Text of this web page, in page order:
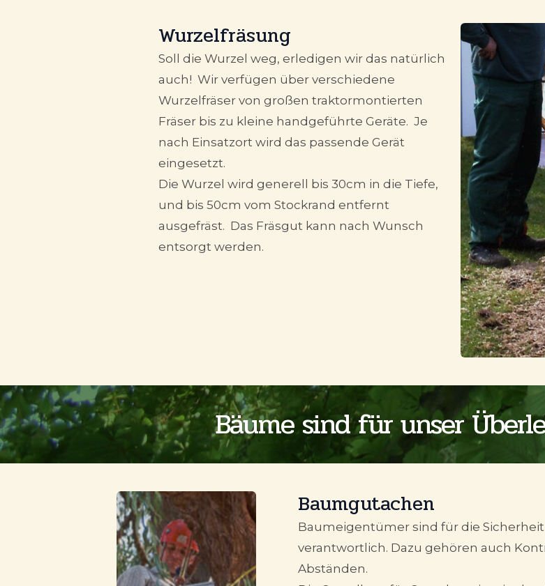
Wurzelfräsung
Soll die Wurzel weg, erledigen wir das natürlich
auch! Wir verfügen über verschiedene
Wurzelfräser von großen traktormontierten
Fräser bis zu kleine handgeführte Geräte. Je
nach Einsatzort wird das passende Gerät
eingesetzt.
Die Wurzel wird generell bis 30cm in die Tiefe,
und bis 50cm vom Stockrand entfernt
ausgefräst. Das Fräsgut kann nach Wunsch
entsorgt werden.
Bäume sind für unser
Baumgutachen
Baumeigentümer sind für die
verantwortlich. Dazu gehören auch
Abständen.